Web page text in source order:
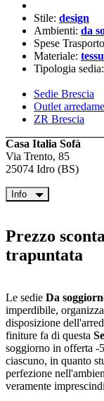
Stile: design
Ambienti: da
Spese
Materiale:
Tipologia sedia:
Sedie Brescia
Outlet
ZR Brescia
Casa Italia Sofà
Via Trento, 85
25074 Idro (BS)
Info
Prezzo
trapuntata
Le sedie Da
imperdibile,
disposizione
finiture fa di questa
soggiorno in offerta -
ciascuno, in quanto
perfezione
veramente